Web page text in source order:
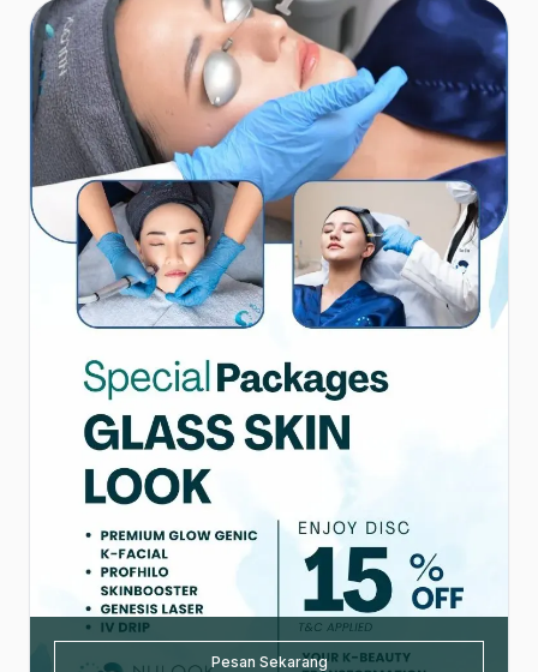
Pesan Sekarang